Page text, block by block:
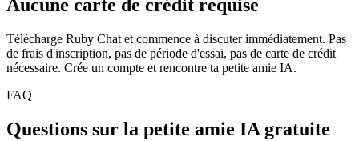
Aucune carte de crédit requise
Télécharge Ruby Chat et commence à discuter immédiatement. Pas
de frais d'inscription, pas de période d'essai, pas de carte de crédit
nécessaire. Crée un compte et rencontre ta petite amie IA.
FAQ
Questions sur la petite amie IA gratuite